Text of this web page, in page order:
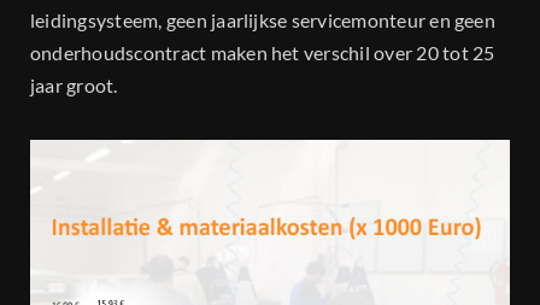
leidingsysteem, geen jaarlijkse servicemonteur en geen
onderhoudscontract maken het verschil over 20 tot 25
jaar groot.